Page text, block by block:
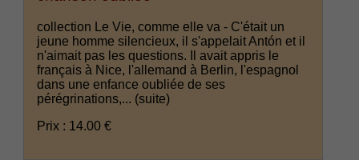
collection Le Vie, comme elle va - C'était un
jeune homme silencieux, il s'appelait Antón et il
n'aimait pas les questions. Il avait appris le
français à Nice, l'allemand à Berlin, l'espagnol
dans une enfance oubliée de ses
pérégrinations,... (suite)
Prix : 14.00 €